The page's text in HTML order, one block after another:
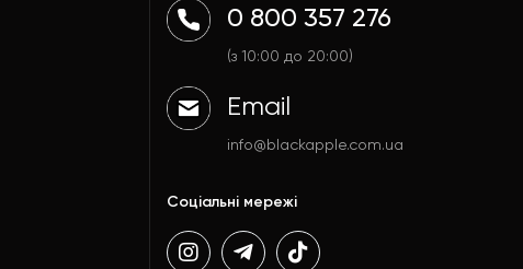
0 800 357 276
(з 10:00 до 20:00)
Email
info@blackapple.com.ua
Соціальні мережі